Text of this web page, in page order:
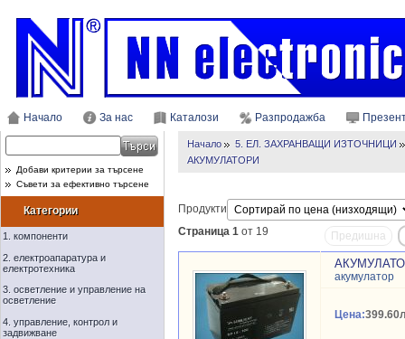
Начало За нас Каталози Разпродажба
Добави критерии за търсене
Съвети за ефективно търсене
Категории
1. компоненти
2. електроапаратура и
електротехника
3. осветление и управление на
осветление
4. управление, контрол и
задвижване
Начало
5. ЕЛ. ЗАХРАНВАЩИ ИЗТОЧНИЦИ
АКУМУЛАТОРИ
Продукти
Предишна
Страница 1 от 19
акумулатор
Цена: